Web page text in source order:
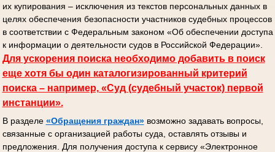
их купирования – исключения из текстов персональных данных в
целях обеспечения безопасности участников судебных процессов
в соответствии с Федеральным законом «Об обеспечении доступа
к информации о деятельности судов в Российской Федерации».
Для ускорения поиска необходимо добавить в поиск
еще хотя бы один каталогизированный критерий
поиска – например, «Суд (судебный участок) первой
инстанции».
В разделе «Обращения граждан»возможно задавать вопросы,
связанные с организацией работы суда, оставлять отзывы и
предложения. Для получения доступа к сервису «Электронное